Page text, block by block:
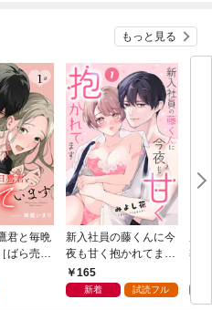
もっと見る
君と毎晩
ばら売
新入社員の藤くんに今
夜も甘く抱かれてます
［ばら売り］ 第1話
165
新着 試読フル
導
し
下